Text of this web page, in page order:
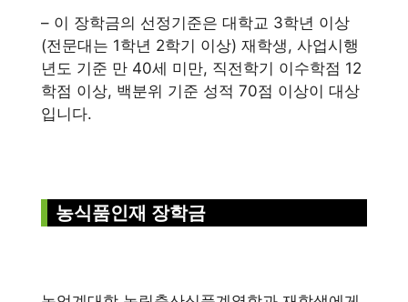
– 이 장학금의 선정기준은 대학교 3학년 이상
(전문대는 1학년 2학기 이상) 재학생, 사업시행
년도 기준 만 40세 미만, 직전학기 이수학점 12
학점 이상, 백분위 기준 성적 70점 이상이 대상
입니다.
농식품인재 장학금